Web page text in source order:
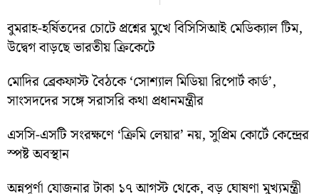
বুমরাহ-হর্ষিতদের চোটে প্রশ্নের মুখে বিসিসিআই মেডিক্যাল টিম,
উদ্বেগ বাড়ছে ভারতীয় ক্রিকেটে
মোদির ব্রেকফাস্ট বৈঠকে ‘সোশ্যাল মিডিয়া রিপোর্ট কার্ড’,
সাংসদদের সঙ্গে সরাসরি কথা প্রধানমন্ত্রীর
এসসি-এসটি সংরক্ষণে ‘ক্রিমি লেয়ার’ নয়, সুপ্রিম কোর্টে কেন্দ্রের
স্পষ্ট অবস্থান
অন্নপূর্ণা যোজনার টাকা ১৭ আগস্ট থেকে, বড় ঘোষণা মুখ্যমন্ত্রী